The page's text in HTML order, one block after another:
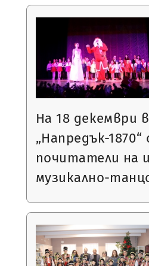
На 18 декември
„Напредък-
почитатели на
музикално-